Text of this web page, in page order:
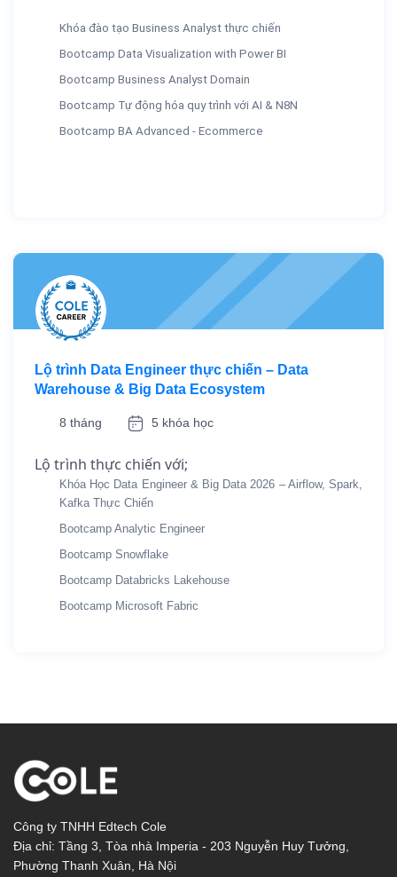
Khóa đào tạo Business Analyst thực chiến
Bootcamp Data Visualization with Power BI
Bootcamp Business Analyst Domain
Bootcamp Tự động hóa quy trình với AI & N8N
Bootcamp BA Advanced - Ecommerce
Lộ trình Data Engineer thực chiến – Data
Warehouse & Big Data Ecosystem
8 tháng 5 khóa học
Lộ trình thực chiến với;
Khóa Học Data Engineer & Big Data 2026 – Airflow, Spark,
Kafka Thực Chiến
Bootcamp Analytic Engineer
Bootcamp Snowflake
Bootcamp Databricks Lakehouse
Bootcamp Microsoft Fabric
Công ty TNHH Edtech Cole
Địa chỉ: Tầng 3, Tòa nhà Imperia - 203 Nguyễn Huy Tưởng,
Phường Thanh Xuân, Hà Nội